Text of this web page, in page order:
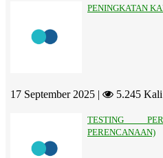
PENINGKATAN
17 September 2025 | 5.245 Kali
TESTING
PERENCANAAN)